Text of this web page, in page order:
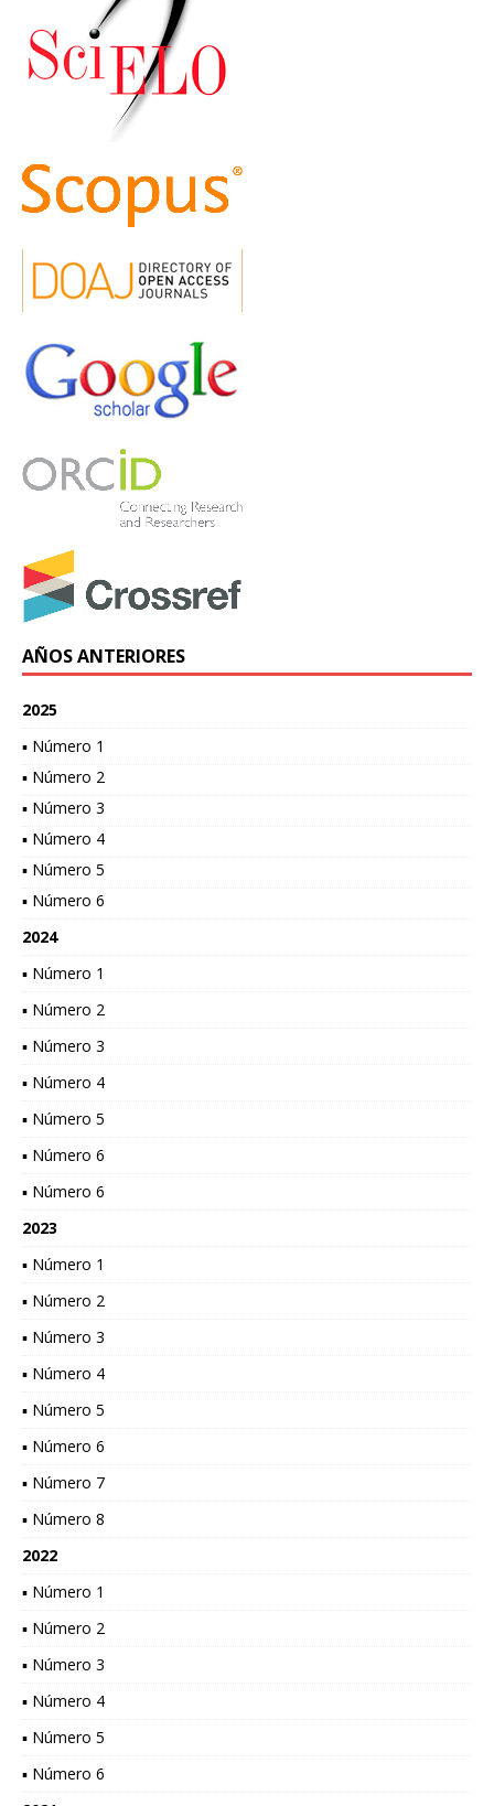
AÑOS ANTERIORES
2025
▪ Número 1
▪ Número 2
▪ Número 3
▪ Número 4
▪ Número 5
▪ Número 6
2024
▪ Número 1
▪ Número 2
▪ Número 3
▪ Número 4
▪ Número 5
▪ Número 6
▪ Número 6
2023
▪ Número 1
▪ Número 2
▪ Número 3
▪ Número 4
▪ Número 5
▪ Número 6
▪ Número 7
▪ Número 8
2022
▪ Número 1
▪ Número 2
▪ Número 3
▪ Número 4
▪ Número 5
▪ Número 6